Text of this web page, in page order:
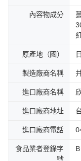
內容物成分
原產地（國）
製造廠商名稱
進口廠商名稱
進口廠商地址
進口廠商電話
食品業者登錄字
號